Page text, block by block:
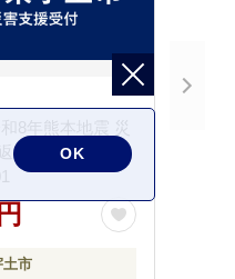
8年熊本地震 災
礼品なし】
土市
OK